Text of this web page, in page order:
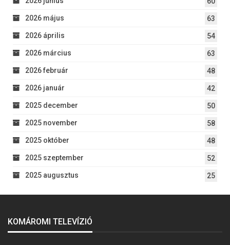
2026 május 63
2026 április 54
2026 március 63
2026 február 48
2026 január 42
2025 december 50
2025 november 58
2025 október 48
2025 szeptember 52
2025 augusztus 25
KOMÁROMI TELEVÍZIÓ